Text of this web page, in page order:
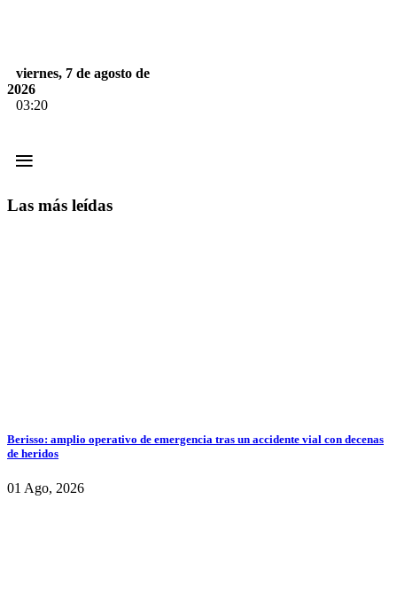
viernes, 7 de agosto de
2026
03:20
≡
Las más leídas
Berisso: amplio operativo de emergencia tras un accidente vial con decenas
de heridos
01 Ago, 2026